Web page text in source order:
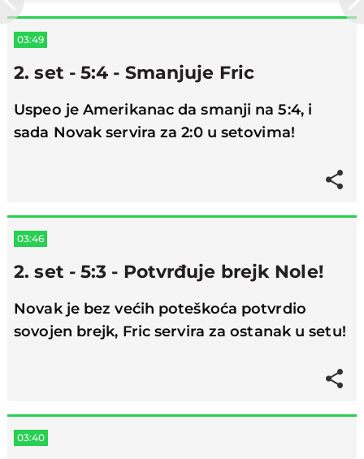
03:49
2. set - 5:4 - Smanjuje Fric
Uspeo je Amerikanac da smanji na 5:4, i
sada Novak servira za 2:0 u setovima!
03:46
2. set - 5:3 - Potvrđuje brejk Nole!
Novak je bez većih poteškoća potvrdio
sovojen brejk, Fric servira za ostanak u setu!
03:40